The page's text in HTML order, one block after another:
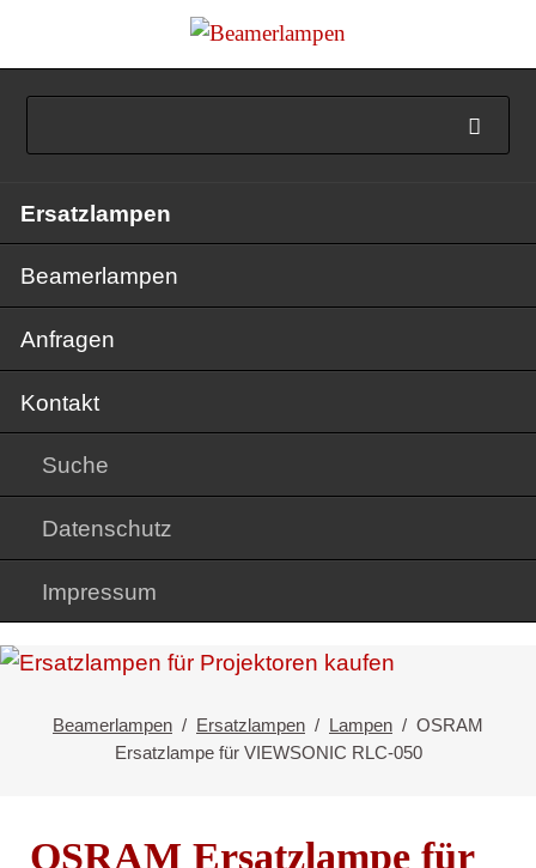
überspringen
Ersatzlampen
Beamerlampen
Anfragen
Kontakt
Suche
Datenschutz
Impressum
Beamerlampen Ersatzlampen Lampen
OSRAM
Ersatzlampe für VIEWSONIC RLC-050
OSRAM Ersatzlampe für